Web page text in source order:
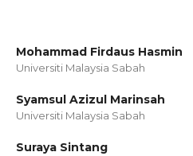
Mohammad Firdaus Hasmin
Universiti Malaysia Sabah
Syamsul Azizul Marinsah
Universiti Malaysia Sabah
Suraya Sintang